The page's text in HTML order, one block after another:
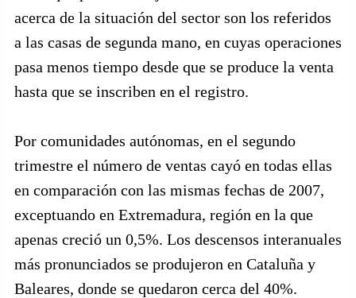
acerca de la situación del sector son los referidos
a las casas de segunda mano, en cuyas operaciones
pasa menos tiempo desde que se produce la venta
hasta que se inscriben en el registro.
Por comunidades autónomas, en el segundo
trimestre el número de ventas cayó en todas ellas
en comparación con las mismas fechas de 2007,
exceptuando en Extremadura, región en la que
apenas creció un 0,5%. Los descensos interanuales
más pronunciados se produjeron en Cataluña y
Baleares, donde se quedaron cerca del 40%.